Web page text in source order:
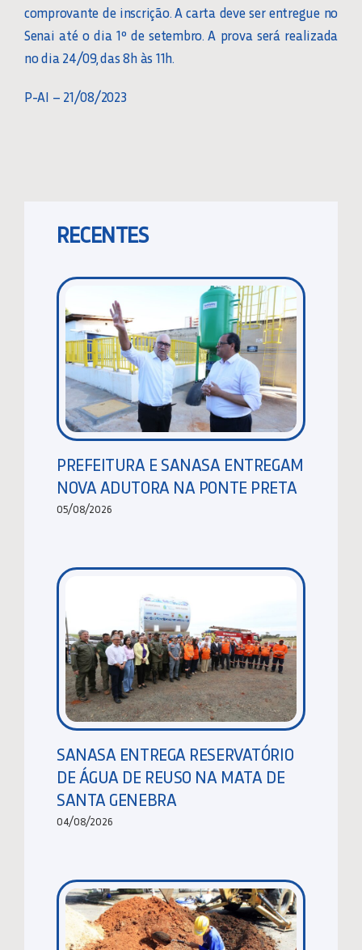
comprovante de inscrição. A carta deve ser entregue no
Senai até o dia 1º de setembro. A prova será realizada
no dia 24/09, das 8h às 11h.
P-AI – 21/08/2023
RECENTES
PREFEITURA E SANASA ENTREGAM
NOVA ADUTORA NA PONTE PRETA
05/08/2026
SANASA ENTREGA RESERVATÓRIO
DE ÁGUA DE REUSO NA MATA DE
SANTA GENEBRA
04/08/2026